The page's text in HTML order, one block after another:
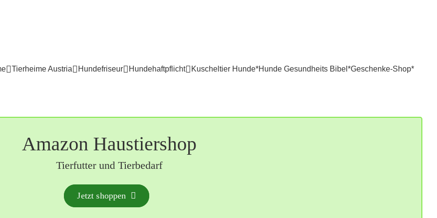
Tierheime Austria Hundefriseur Hundehaftpflicht Kuscheltier Hunde*Hunde Gesundheits Bibel*Geschenke-Shop*
Amazon Haustiershop
Tierfutter und Tierbedarf
Jetzt shoppen